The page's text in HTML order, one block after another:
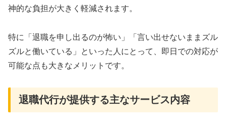
神的な負担が大きく軽減されます。
特に「退職を申し出るのが怖い」「言い出せないままズル
ズルと働いている」といった人にとって、即日での対応が
可能な点も大きなメリットです。
退職代行が提供する主なサービス内容